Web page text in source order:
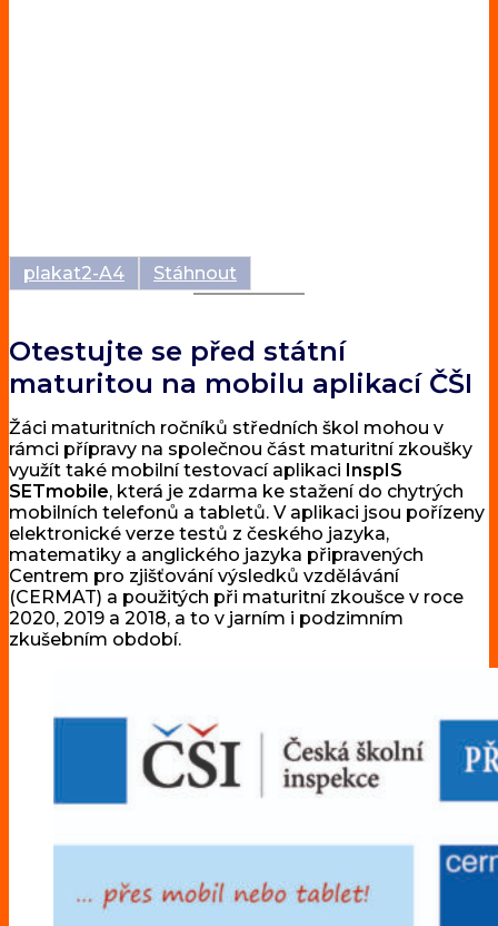
plakat2-A4 Stáhnout
Otestujte se před státní
maturitou na mobilu aplikací ČŠI
Žáci maturitních ročníků středních škol mohou v
rámci přípravy na společnou část maturitní zkoušky
využít také mobilní testovací aplikaci InspIS
SETmobile, která je zdarma ke stažení do chytrých
mobilních telefonů a tabletů. V aplikaci jsou pořízeny
elektronické verze testů z českého jazyka,
matematiky a anglického jazyka připravených
Centrem pro zjišťování výsledků vzdělávání
(CERMAT) a použitých při maturitní zkoušce v roce
2020, 2019 a 2018, a to v jarním i podzimním
zkušebním období.